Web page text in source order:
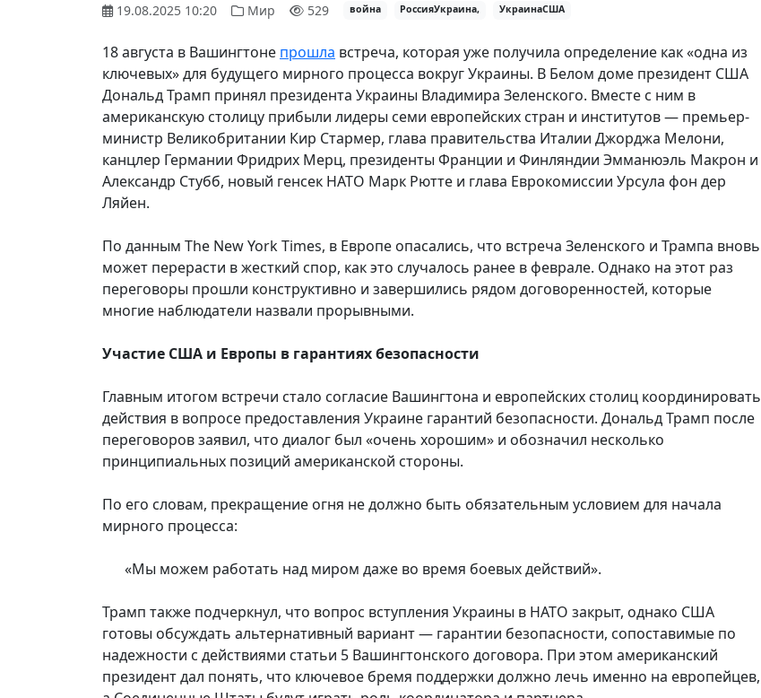
19.08.2025 10:20 Мир 529 война РоссияУкраина, УкраинаСША
18 августа в Вашингтоне прошла встреча, которая уже получила определение как «одна из
ключевых» для будущего мирного процесса вокруг Украины. В Белом доме президент США
Дональд Трамп принял президента Украины Владимира Зеленского. Вместе с ним в
американскую столицу прибыли лидеры семи европейских стран и институтов — премьер-
министр Великобритании Кир Стармер, глава правительства Италии Джорджа Мелони,
канцлер Германии Фридрих Мерц, президенты Франции и Финляндии Эмманюэль Макрон и
Александр Стубб, новый генсек НАТО Марк Рютте и глава Еврокомиссии Урсула фон дер
Ляйен.
По данным The New York Times, в Европе опасались, что встреча Зеленского и Трампа вновь
может перерасти в жесткий спор, как это случалось ранее в феврале. Однако на этот раз
переговоры прошли конструктивно и завершились рядом договоренностей, которые
многие наблюдатели назвали прорывными.
Участие США и Европы в гарантиях безопасности
Главным итогом встречи стало согласие Вашингтона и европейских столиц координировать
действия в вопросе предоставления Украине гарантий безопасности. Дональд Трамп после
переговоров заявил, что диалог был «очень хорошим» и обозначил несколько
принципиальных позиций американской стороны.
По его словам, прекращение огня не должно быть обязательным условием для начала
мирного процесса:
«Мы можем работать над миром даже во время боевых действий».
Трамп также подчеркнул, что вопрос вступления Украины в НАТО закрыт, однако США
готовы обсуждать альтернативный вариант — гарантии безопасности, сопоставимые по
надежности с действиями статьи 5 Вашингтонского договора. При этом американский
президент дал понять, что ключевое бремя поддержки должно лечь именно на европейцев,